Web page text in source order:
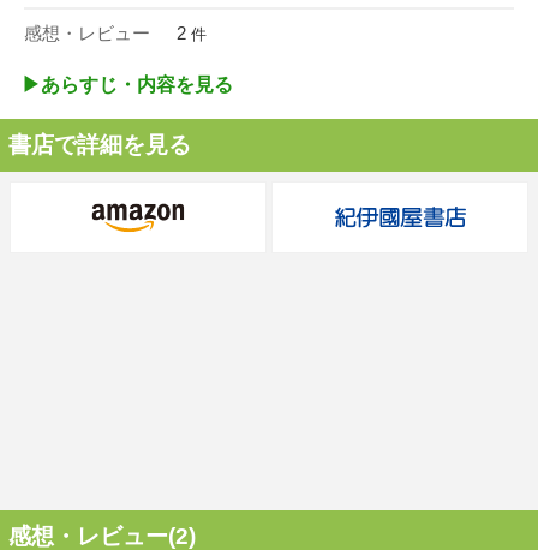
感想・レビュー 2 件
▶︎あらすじ・内容を見る
書店で詳細を見る
感想・レビュー(2)